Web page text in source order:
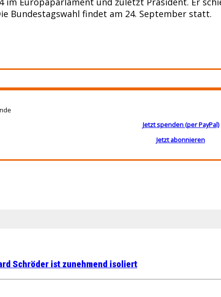
Bundestagswahl findet am 24. September statt.
Jetzt spenden (per PayPal)
Jetzt abonnieren
Schröder ist zunehmend isoliert